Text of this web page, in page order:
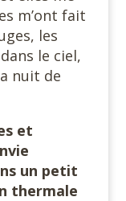
m’ont fait
les
le ciel,
nuit de
et
un petit
thermale